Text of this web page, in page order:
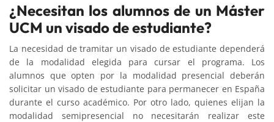
¿Necesitan los alumnos de un Máster
UCM un visado de estudiante?
La necesidad de tramitar un visado de estudiante dependerá
de la modalidad elegida para cursar el programa. Los
alumnos que opten por la modalidad presencial deberán
solicitar un visado de estudiante para permanecer en España
durante el curso académico. Por otro lado, quienes elijan la
modalidad semipresencial no necesitarán realizar este